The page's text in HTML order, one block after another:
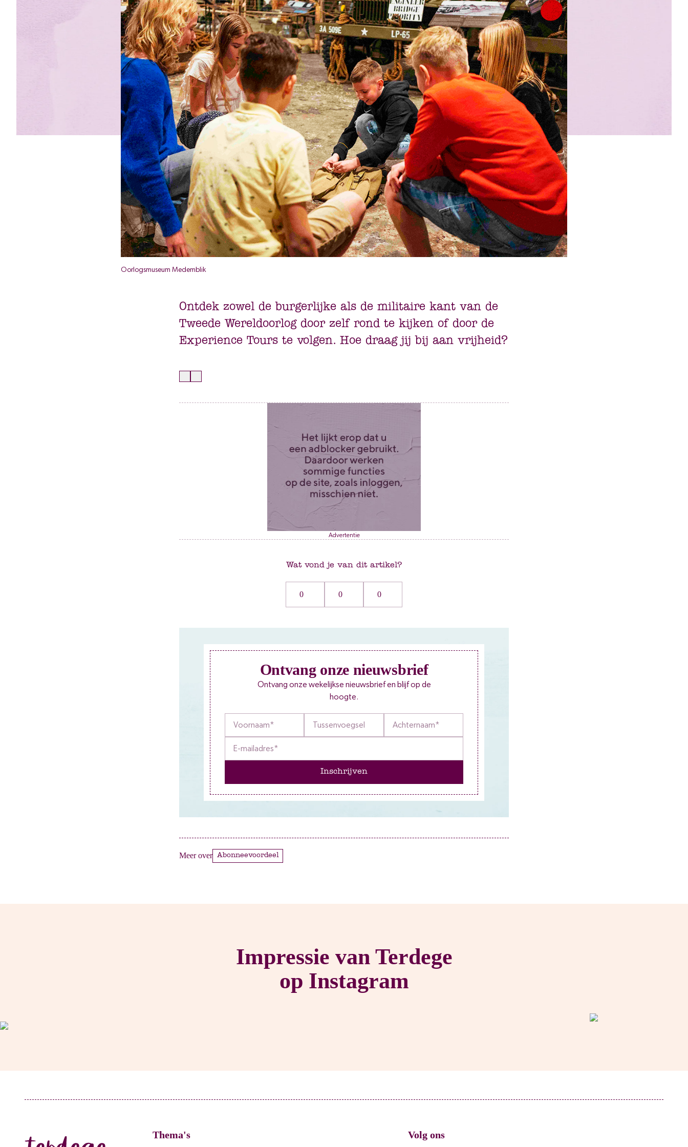
Oorlogsmuseum Medemblik
Ontdek zowel de burgerlijke als de militaire kant van de
Tweede Wereldoorlog door zelf rond te kijken of door de
Experience Tours te volgen. Hoe draag jij bij aan vrijheid?
Advertentie
Wat vond je van dit artikel?
0 0 0
Ontvang onze nieuwsbrief
Ontvang onze wekelijkse nieuwsbrief en blijf op de
hoogte.
Inschrijven
Meer over Abonneevoordeel
Impressie van Terdege
op Instagram
Thema's Volg ons